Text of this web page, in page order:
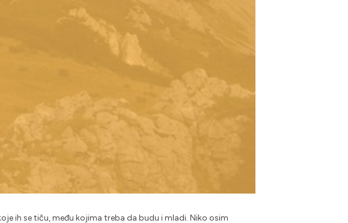
ih se tiču, među kojima treba da budu i mladi. Niko osim